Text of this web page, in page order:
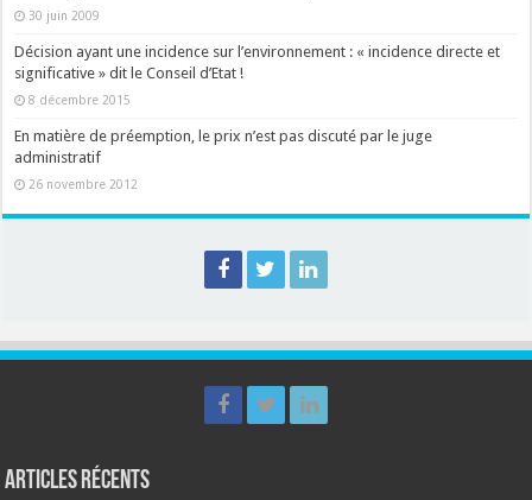
30 juin 2009
Décision ayant une incidence sur l’environnement : « incidence directe et
significative » dit le Conseil d’Etat !
8 décembre 2015
En matière de préemption, le prix n’est pas discuté par le juge
administratif
26 novembre 2012
Articles récents